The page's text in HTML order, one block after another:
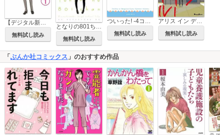
無料試し読み
となりの801ちゃん 腐女子的高校生活
無料試し読み
ついった! -4コマで楽しむとなりのTwitter-
無料試し読み
アリス イン デッドリースクール
無料試し読み
「 ぶんか社コミックス 」のおすすめ作品